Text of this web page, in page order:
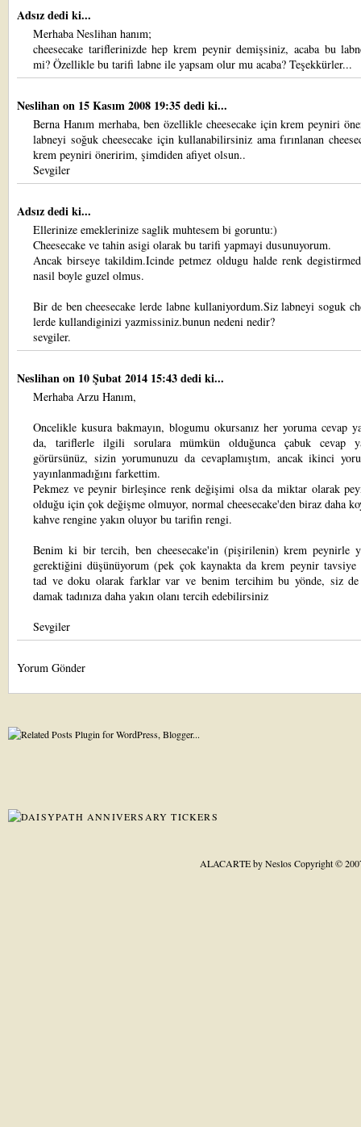
Adsız dedi ki...
Merhaba Neslihan hanım;
cheesecake tariflerinizde hep krem peynir demişsiniz, acaba bu
mi? Özellikle bu tarifi labne ile yapsam olur mu acaba? Teşekkürler...
Neslihanon 15 Kasım 2008 19:35 dedi ki...
Berna Hanım merhaba, ben özellikle cheesecake için krem peyniri
labneyi soğuk cheesecake için kullanabilirsiniz ama fırınlanan
krem peyniri öneririm, şimdiden afiyet olsun..
Sevgiler
Adsız dedi ki...
Ellerinize emeklerinize saglik muhtesem bi goruntu:)
Cheesecake ve tahin asigi olarak bu tarifi yapmayi dusunuyorum.
Ancak birseye takildim.Icinde petmez oldugu halde renk
nasil boyle guzel olmus.
Bir de ben cheesecake lerde labne kullaniyordum.Siz labneyi soguk
lerde kullandiginizi yazmissiniz.bunun nedeni nedir?
sevgiler.
Neslihanon 10 Şubat 2014 15:43 dedi ki...
Merhaba Arzu Hanım,
Oncelikle kusura bakmayın, blogumu okursanız her yoruma cevap
da, tariflerle ilgili sorulara mümkün olduğunca çabuk cevap
görürsünüz, sizin yorumunuzu da cevaplamıştım, ancak ikinci
yayınlanmadığını farkettim.
Pekmez ve peynir birleşince renk değişimi olsa da miktar olarak
olduğu için çok değişme olmuyor, normal cheesecake'den biraz daha
kahve rengine yakın oluyor bu tarifin rengi.
Benim ki bir tercih, ben cheesecake'in (pişirilenin) krem peynirle
gerektiğini düşünüyorum (pek çok kaynakta da krem peynir
tad ve doku olarak farklar var ve benim tercihim bu yönde, siz de
damak tadınıza daha yakın olanı tercih edebilirsiniz
Sevgiler
Yorum Gönder
ALACARTE by NeslosCopyright ©